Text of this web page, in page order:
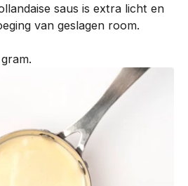
e
saus is extra licht en
van geslagen room.